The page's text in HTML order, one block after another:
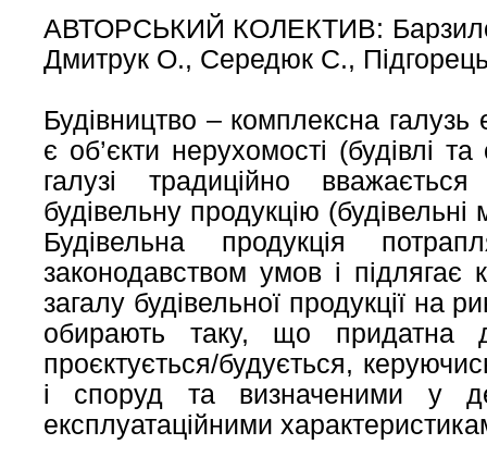
АВТОРСЬКИЙ КОЛЕКТИВ:
Дмитрук О., Середюк С.,
Будівництво – комплексна галузь
є об’єкти нерухомості (будівлі
галузі традиційно
будівельну продукцію
Будівельна продукція
законодавством умов і підлягає
загалу будівельної продукції на
обирають таку, що придатна
проєктується/будується,
і споруд та визначеними у
експлуатаційними